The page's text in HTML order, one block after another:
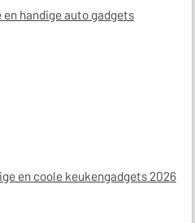
en handige auto gadgets
en coole keukengadgets 2026